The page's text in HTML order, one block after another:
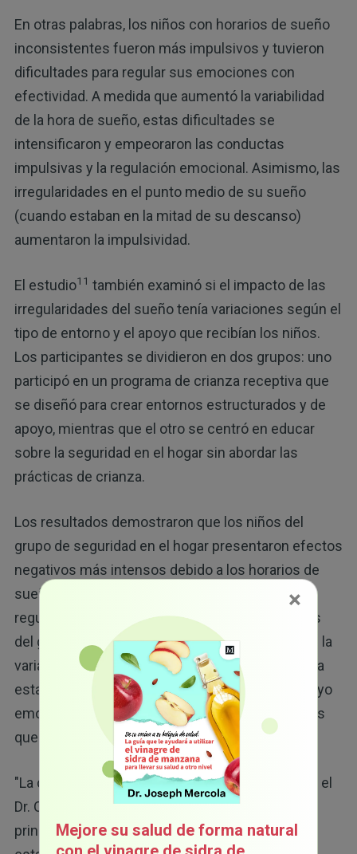
En otras palabras, los niños con horarios de sueño
inconsistentes fueron más impulsivos y tuvieron
dificultades para regular sus emociones con
efectividad. A medida que aumentó la variabilidad
de la hora de sueño, estas dificultades se
intensificaron y empeoraron las conductas
impulsivas y la regulación emocional. Asimismo, las
irregularidades en el punto medio de su sueño
(cuando estaban en la mitad de su descanso)
aumentaron la impulsividad.
El estudio11 también examinó si el impacto de las
irregularidades del sueño tenía variaciones según el
tipo de entorno y el apoyo que recibían los niños.
Los participantes se dividieron en dos grupos: uno
participó en un programa de crianza receptiva que
se diseñó para crear entornos estructurados y de
apoyo, mientras que el otro se centró en educar
sobre la seguridad en el hogar sin abordar las
prácticas de crianza.
Los resultados demostraron que los niños del
grupo de seguridad en el hogar presentaron efectos
negativos más intensos debido a los horarios de
sueño inconsistentes, incluyendo la mala
regulación emocional. Mientras tanto, a los niños
del grupo de crianza receptiva les afectó menos la
variabilidad del sueño. La crianza receptiva brinda
estabilidad a través de rutinas predecibles y apoyo
emocional, lo cual contrarresta las interrupciones
que causan los horarios variables de sueño.
"La crianza de los hijos es importante", comentó el
Dr. Orfeu Buxton, uno de los investigadores
principales del estudio. "Cuando los padres
×
Mejore su salud de forma natural